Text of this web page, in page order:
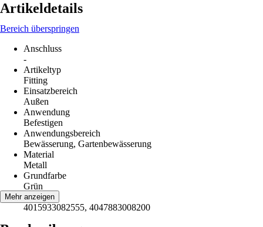
Artikeldetails
Bereich überspringen
Anschluss
-
Artikeltyp
Fitting
Einsatzbereich
Außen
Anwendung
Befestigen
Anwendungsbereich
Bewässerung, Gartenbewässerung
Material
Metall
Grundfarbe
Grün
EAN
4015933082555, 4047883008200
Mehr anzeigen